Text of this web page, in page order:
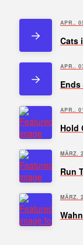
APR..
Cats
APR..
Ends
APR..
Hold
MÄRZ.
Run
MÄRZ.